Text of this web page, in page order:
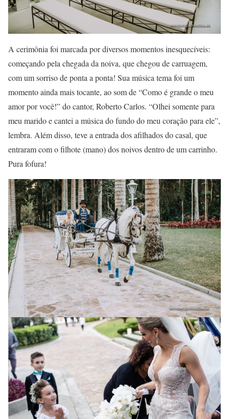
A cerimônia foi marcada por diversos momentos inesquecíveis:
começando pela chegada da noiva, que chegou de carruagem,
com um sorriso de ponta a ponta! Sua música tema foi um
momento ainda mais tocante, ao som de “Como é grande o meu
amor por você!” do cantor, Roberto Carlos. “Olhei somente para
meu marido e cantei a música do fundo do meu coração para ele”,
lembra. Além disso, teve a entrada dos afilhados do casal, que
entraram com o filhote (mano) dos noivos dentro de um carrinho.
Pura fofura!